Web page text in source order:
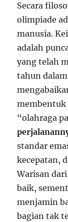
Secara
olimpiade
manusia.
adalah
yang telah
tahun
membentuk
“olahraga
standar
kecepatan,
Warisan
baik,
menjamin
bagian tak